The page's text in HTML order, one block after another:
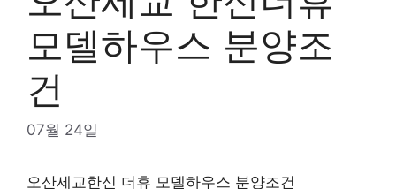
모델하우스 분양조
건
07월 24일
오산세교한신 더휴 모델하우스 분양조건